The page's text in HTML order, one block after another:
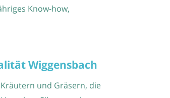
Know-how,
Wiggensbach
und Gräsern, die